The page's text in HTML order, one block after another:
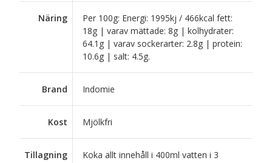
Näring
Per 100g: Energi: 1995kj / 466kcal fett:
18g | varav mättade: 8g | kolhydrater:
64.1g | varav sockerarter: 2.8g | protein:
10.6g | salt: 4.5g.
Brand Indomie
Kost Mjölkfri
Tillagning
Koka allt innehåll i 400ml vatten i 3